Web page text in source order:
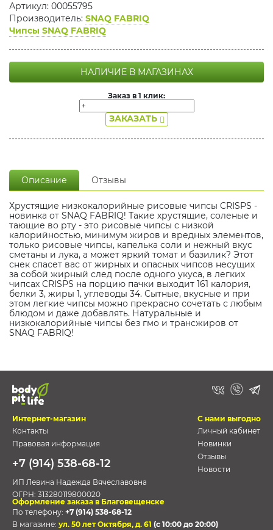
Артикул: 00055795
Производитель: SNAQ FABRIQ
Чипсы SNAQ FABRIQ
НАЛИЧИЕ В МАГАЗИНАХ
Заказ в 1 клик:
ЗАКАЗАТЬ
Описание Отзывы
Хрустящие низкокалорийные рисовые чипсы CRISPS -
новинка от SNAQ FABRIQ! Такие хрустящие, соленые и
тающие во рту - это рисовые чипсы с низкой
калорийностью, минимум жиров и вредных элементов,
только рисовые чипсы, капелька соли и нежный вкус
сметаны и лука, а может яркий томат и базилик? Этот
снек спасет вас от жирных и опасных чипсов несущих
за собой жирный след после одного укуса, в легких
чипсах CRISPS на порцию пачки выходит 161 калория,
белки 3, жиры 1, углеводы 34. Сытные, вкусные и при
этом легкие чипсы можно прекрасно сочетать с любым
блюдом и даже добавлять. Натуральные и
низкокалорийные чипсы без гмо и трансжиров от
SNAQ FABRIQ!
Интернет-магазин
Контакты
Правовая информация
+7 (914) 538-68-12
ИП Левина Надежда Вячеславовна
ОГРН: 313280119800020
С нами выгодно
Личный кабинет
Новинки
Отзывы
Новости
Оформление заказа в Благовещенске
По телефону: +7 (914) 538-68-12
В магазине: ул. 50 лет Октября, д. 61 (с 10:00 до 20:00)